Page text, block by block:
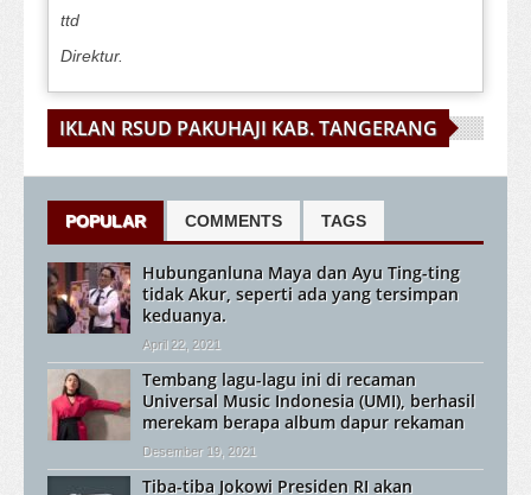
ttd
Direktur.
IKLAN RSUD PAKUHAJI KAB. TANGERANG
POPULAR COMMENTS TAGS
Hubunganluna Maya dan Ayu Ting-ting
tidak Akur, seperti ada yang tersimpan
keduanya.
April 22, 2021
Tembang lagu-lagu ini di recaman
Universal Music Indonesia (UMI), berhasil
merekam berapa album dapur rekaman
Desember 19, 2021
Tiba-tiba Jokowi Presiden RI akan